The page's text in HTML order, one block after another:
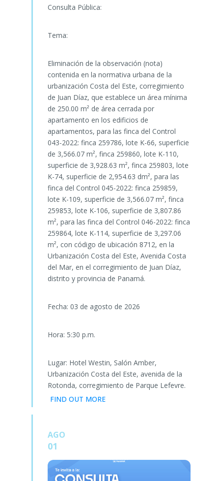
Consulta Pública:
Tema:
Eliminación de la observación (nota)
contenida en la normativa urbana de la
urbanización Costa del Este, corregimiento
de Juan Díaz, que establece un área mínima
de 250.00 m² de área cerrada por
apartamento en los edificios de
apartamentos, para las finca del Control
043-2022: finca 259786, lote K-66, superficie
de 3,566.07 m², finca 259860, lote K-110,
superficie de 3,928.63 m², finca 259803, lote
K-74, superficie de 2,954.63 dm², para las
finca del Control 045-2022: finca 259859,
lote K-109, superficie de 3,566.07 m², finca
259853, lote K-106, superficie de 3,807.86
m², para las finca del Control 046-2022: finca
259864, lote K-114, superficie de 3,297.06
m², con código de ubicación 8712, en la
Urbanización Costa del Este, Avenida Costa
del Mar, en el corregimiento de Juan Díaz,
distrito y provincia de Panamá.
Fecha: 03 de agosto de 2026
Hora: 5:30 p.m.
Lugar: Hotel Westin, Salón Amber,
Urbanización Costa del Este, avenida de la
Rotonda, corregimiento de Parque Lefevre.
FIND OUT MORE
AGO
01